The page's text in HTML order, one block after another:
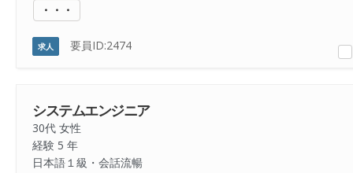
・・・
求人 要員ID:2474
システムエンジニア
30代 女性
経験 5 年
日本語１級・会話流暢